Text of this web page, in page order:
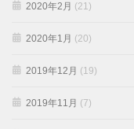
2020年2月 (21)
2020年1月 (20)
2019年12月 (19)
2019年11月 (7)